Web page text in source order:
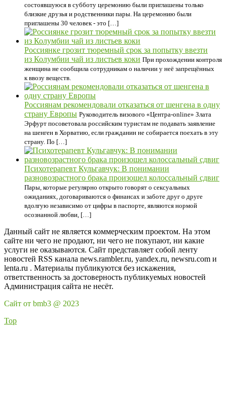
состоявшуюся в субботу церемонию были приглашены только
близкие друзья и родственники пары. На церемонию были
приглашены 30 человек - это […]
Россиянке грозит тюремный срок за попытку ввезти
из Колумбии чай из листьев коки При прохождении контроля
женщина не сообщила сотрудникам о наличии у неё запрещённых
к ввозу веществ.
Россиянам рекомендовали отказаться от шенгена в одну
страну Европы Руководитель визового «Центра-online» Злата
Эрфурт посоветовала российским туристам не подавать заявление
на шенген в Хорватию, если гражданин не собирается поехать в эту
страну. По […]
Психотерапевт Кульгавчук: В понимании
разновозрастного брака произошел колоссальный сдвиг
Пары, которые регулярно открыто говорят о сексуальных
ожиданиях, договариваются о финансах и заботе друг о друге
вдолгую независимо от цифры в паспорте, являются нормой
осознанной любви, […]
Данный сайт не является коммерческим проектом. На этом
сайте ни чего не продают, ни чего не покупают, ни какие
услуги не оказываются. Сайт представляет собой ленту
новостей RSS канала news.rambler.ru, yandex.ru, newsru.com и
lenta.ru . Материалы публикуются без искажения,
ответственность за достоверность публикуемых новостей
Администрация сайта не несёт.
Сайт от bmb3 @ 2023
Top